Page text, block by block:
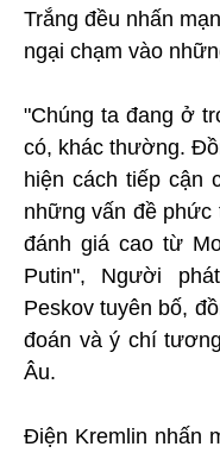
Trắng đều nhấn
ngại chạm vào
"Chúng ta đang ở
có, khác thường.
hiện cách tiếp cận
những vấn đề
đánh giá cao từ
Putin", Người
Peskov tuyên bố,
đoán và ý chí
Âu.
Điện Kremlin nhấn